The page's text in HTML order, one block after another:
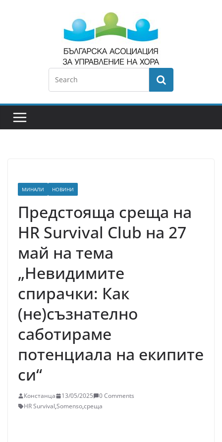
МИНАЛИ НОВИНИ
Предстояща среща на
HR Survival Club на 27
май на тема
„Невидимите
спирачки: Как
(не)съзнателно
саботираме
потенциала на екипите
си“
Констанца 13/05/2025
0 Comments
HR Survival,Somenso,среща